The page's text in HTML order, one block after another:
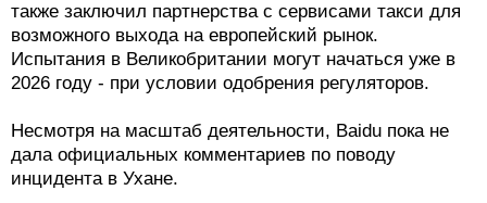
также заключил партнерства с сервисами такси для
возможного выхода на европейский рынок.
Испытания в Великобритании могут начаться уже в
2026 году - при условии одобрения регуляторов.
Несмотря на масштаб деятельности, Baidu пока не
дала официальных комментариев по поводу
инцидента в Ухане.